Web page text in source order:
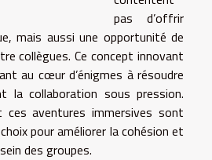
pas d’offrir
mais aussi une opportunité de
collègues. Ce concept innovant
au cœur d’énigmes à résoudre
la collaboration sous pression.
ces aventures immersives sont
pour améliorer la cohésion et
des groupes.